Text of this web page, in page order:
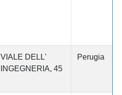
VIALE DELL'
INGEGNERIA, 45
Perugia